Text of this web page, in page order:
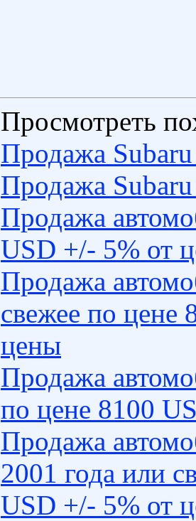
Просмотреть
Продажа
Продажа
Продажа
USD +/- 5% от
Продажа
свежее по цене
цены
Продажа
по цене 8100
Продажа
2001 года или
USD +/- 5% от